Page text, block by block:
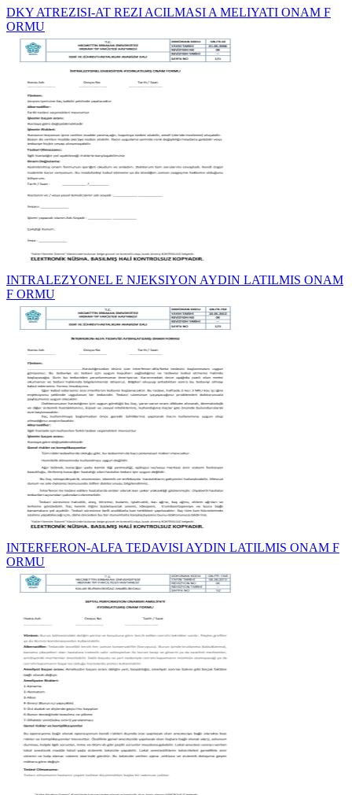
DKY ATREZISI-AT REZI ACILMASI A MELIYATI ONAM F
ORMU
INTRALEZYONEL E NJEKSIYON AYDIN LATILMIS ONAM
F ORMU
INTERFERON-ALFA TEDAVISI AYDIN LATILMIS ONAM F
ORMU